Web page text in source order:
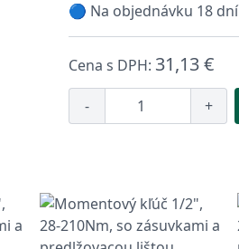
🔵 Na objednávku 18 dní
Cena s DPH: 31,13 €
- +